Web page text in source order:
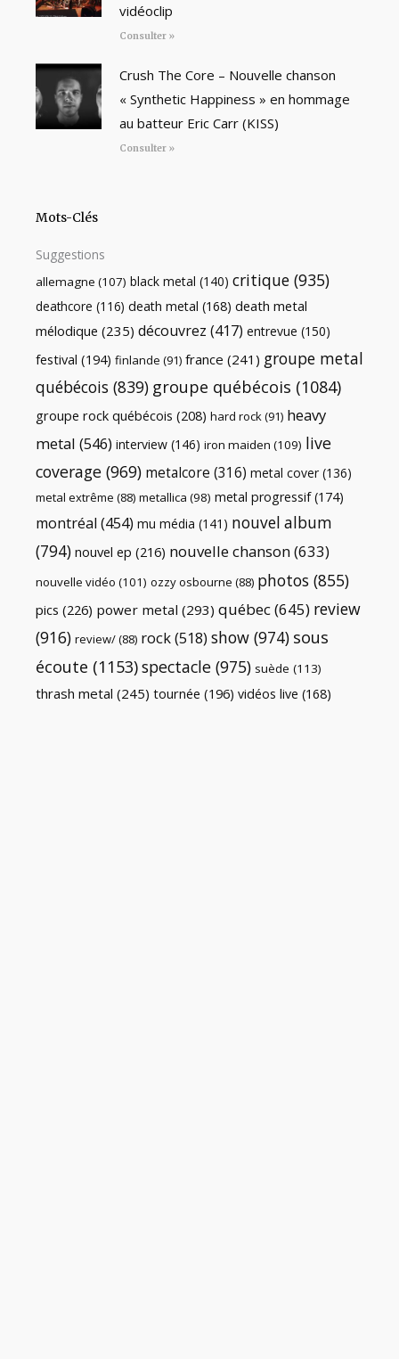
vidéoclip
Consulter »
Crush The Core – Nouvelle chanson
« Synthetic Happiness » en hommage
au batteur Eric Carr (KISS)
Consulter »
Mots-Clés
Suggestions
allemagne (107) black metal (140) critique (935)
deathcore (116) death metal (168) death metal
mélodique (235) découvrez (417) entrevue (150)
festival (194) finlande (91) france (241) groupe metal
québécois (839) groupe québécois (1084)
groupe rock québécois (208) hard rock(91) heavy
metal (546) interview (146) iron maiden (109) live
coverage (969) metalcore (316) metal cover (136)
metal extrême (88) metallica (98) metal progressif(174)
montréal (454) mu média (141) nouvel album
(794) nouvel ep (216) nouvelle chanson(633)
nouvelle vidéo (101) ozzy osbourne (88) photos (855)
pics (226) power metal (293) québec(645) review
(916) review/(88) rock(518) show (974) sous
écoute (1153)spectacle (975) suède (113)
thrash metal (245) tournée (196) vidéos live (168)